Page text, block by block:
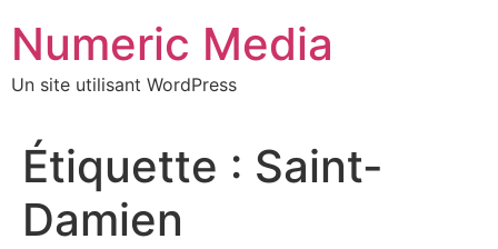
contenu
Numeric Media
Un site utilisant WordPress
Étiquette : Saint-
Damien